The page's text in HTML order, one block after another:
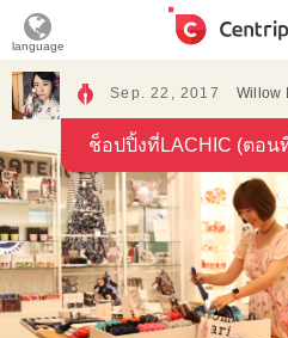
language
Sep. 22, 2017 Willow
ช็อปปิ้งที่LACHIC (ตอน